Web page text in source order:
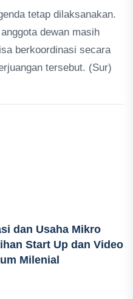
tetap dilaksanakan.
dewan masih
berkoordinasi secara
tersebut. (Sur)
dan Usaha Mikro
Start Up dan Video
Milenial